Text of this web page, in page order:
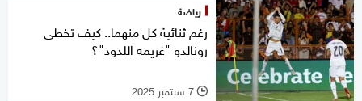
رياضة
رغم ثنائية كل منهما.. كيف تخطى
رونالدو "غريمه اللدود"؟
l 7 سبتمبر 2025